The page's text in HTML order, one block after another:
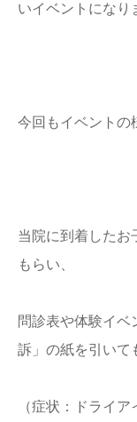
いイベントになり
今回もイベントの
当院に到着したお
もらい、
問診表や体験イベ
訴」の紙を引いて
（症状：ドライア